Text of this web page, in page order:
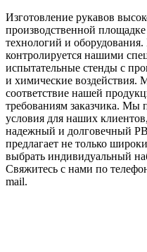
Изготовление рукавов
производственной
технологий и
контролируется нашими
испытательные стенды с
и химические воздействия.
соответствие нашей
требованиям заказчика. Мы
условия для наших
надежный и долговечный
предлагает не только
выбрать индивидуальный
Свяжитесь с нами по
mail.